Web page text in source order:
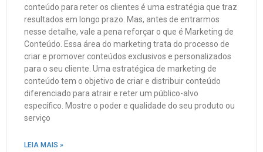
conteúdo para reter os clientes é uma estratégia que traz
resultados em longo prazo. Mas, antes de entrarmos
nesse detalhe, vale a pena reforçar o que é Marketing de
Conteúdo. Essa área do marketing trata do processo de
criar e promover conteúdos exclusivos e personalizados
para o seu cliente. Uma estratégica de marketing de
conteúdo tem o objetivo de criar e distribuir conteúdo
diferenciado para atrair e reter um público-alvo
específico. Mostre o poder e qualidade do seu produto ou
serviço
LEIA MAIS »